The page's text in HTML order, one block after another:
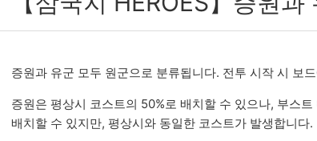
증원과 유군 모두 원군으로 분류됩니다. 전투 시작 시 보
증원은 평상시 코스트의 50%로 배치할 수 있으나, 부스
배치할 수 있지만, 평상시와 동일한 코스트가 발생합니다.